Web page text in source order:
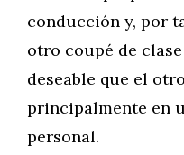
conducción y, por
otro coupé de
deseable que el
principalmente en
personal.